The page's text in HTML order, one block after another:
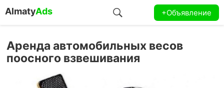
AlmatyAds +Объявление
Аренда автомобильных весов
поосного взвешивания